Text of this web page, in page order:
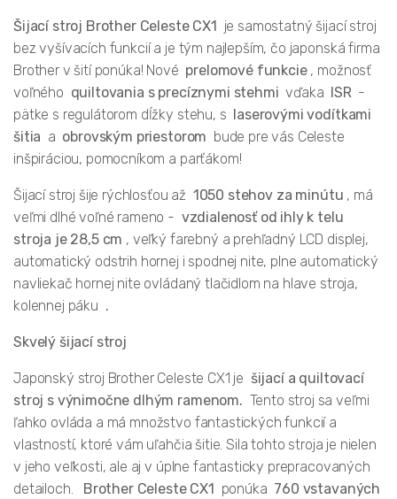
Šijací stroj Brother Celeste CX1 je samostatný šijací stroj
bez vyšívacích funkcií a je tým najlepším, čo japonská firma
Brother v šití ponúka! Nové prelomové funkcie, možnosť
voľného quiltovania s precíznymi stehmi vďaka ISR-
pätke s regulátorom dĺžky stehu, s laserovými vodítkami
šitia a obrovským priestorom bude pre vás Celeste
inšpiráciou, pomocníkom a parťákom!
Šijací stroj šije rýchlosťou až 1050 stehov za minútu , má
veľmi dlhé voľné rameno - vzdialenosť od ihly k telu
stroja je 28,5 cm , veľký farebný a prehľadný LCD displej,
automatický odstrih hornej i spodnej nite, plne automatický
navliekač hornej nite ovládaný tlačidlom na hlave stroja,
kolennej páku .
Skvelý šijací stroj
Japonský stroj Brother Celeste CX1 je šijací a quiltovací
stroj s výnimočne dlhým ramenom. Tento stroj sa veľmi
ľahko ovláda a má množstvo fantastických funkcií a
vlastností, ktoré vám uľahčia šitie. Sila tohto stroja je nielen
v jeho veľkosti, ale aj v úplne fantasticky prepracovaných
detailoch. Brother Celeste CX1 ponúka 760 vstavaných